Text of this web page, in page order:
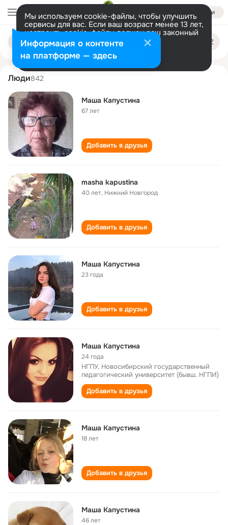
Войти
Мы используем cookie-файлы, чтобы улучшить
сервисы для вас. Если ваш возраст менее 13 лет,
настроить cookie-файлы должен ваш законный
представитель. Больше информации
Разрешить все Настроить
Поиск
людям
masha kapustina
Люди842
Маша Капустина
67 лет
Добавить в друзья
masha kapustina
40 лет, Нижний Новгород
Добавить в друзья
Маша Капустина
23 года
Добавить в друзья
Маша Капустина
24 года
НГПУ, Новосибирский государственный
педагогический университет (бывш. НГПИ)
Добавить в друзья
Маша Капустина
18 лет
Добавить в друзья
Маша Капустина
46 лет
Информация о контенте
на платформе — здесь